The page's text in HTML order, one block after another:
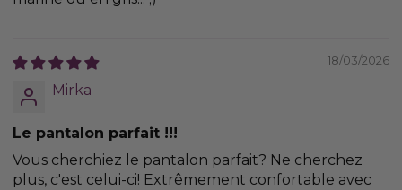
18/03/2026
Mirka
Le pantalon parfait !!!
Vous cherchiez le pantalon parfait? Ne cherchez
plus, c'est celui-ci! Extrêmement confortable avec